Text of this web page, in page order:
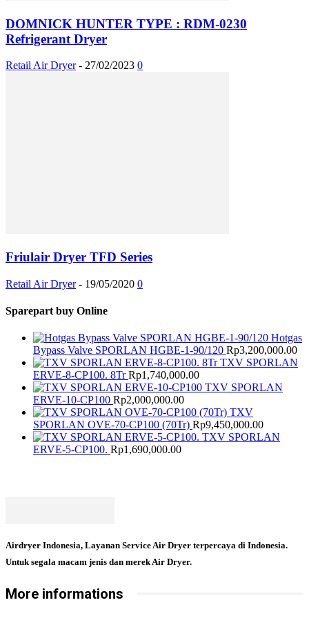
DOMNICK HUNTER TYPE : RDM-0230
Refrigerant Dryer
Retail Air Dryer - 27/02/2023 0
Friulair Dryer TFD Series
Retail Air Dryer - 19/05/2020 0
Sparepart buy Online
Hotgas
Bypass Valve SPORLAN HGBE-1-90/120 Rp3,200,000.00
TXV SPORLAN
ERVE-8-CP100. 8Tr Rp1,740,000.00
TXV SPORLAN
ERVE-10-CP100 Rp2,000,000.00
TXV
SPORLAN OVE-70-CP100 (70Tr) Rp9,450,000.00
TXV SPORLAN
ERVE-5-CP100. Rp1,690,000.00
Airdryer Indonesia, Layanan Service Air Dryer terpercaya di Indonesia.
Untuk segala macam jenis dan merek Air Dryer.
More informations